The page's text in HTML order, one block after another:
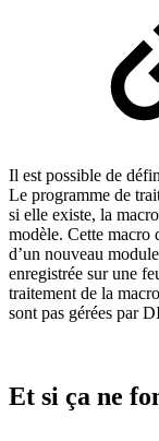
Il est possible de
Le programme de
si elle existe, la
modèle. Cette macro
d’un nouveau
enregistrée sur une
traitement de la
sont pas gérées par
Et si ça ne